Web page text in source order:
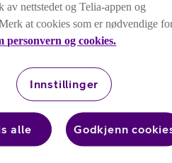
av nettstedet og Telia-appen og
at cookies som er nødvendige
personvern og cookies.
Innstillinger
alle Godkjenn